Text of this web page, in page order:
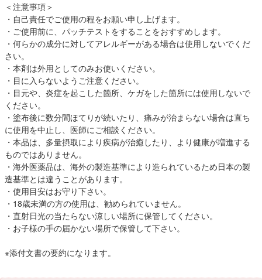
＜注意事項＞
・自己責任でご使用の程をお願い申し上げます。
・ご使用前に、パッチテストをすることをおすすめします。
・何らかの成分に対してアレルギーがある場合は使用しないでくだ
さい。
・本剤は外用としてのみお使いください。
・目に入らないようご注意ください。
・目元や、炎症を起こした箇所、ケガをした箇所には使用しないで
ください。
・塗布後に数分間ほてりが続いたり、痛みが治まらない場合は直ち
に使用を中止し、医師にご相談ください。
・本品は、多量摂取により疾病が治癒したり、より健康が増進する
ものではありません。
・海外医薬品は、海外の製造基準により造られているため日本の製
造基準とは違うことがあります。
・使用目安はお守り下さい。
・18歳未満の方の使用は、勧められていません。
・直射日光の当たらない涼しい場所に保管してください。
・お子様の手の届かない場所で保管して下さい。
※添付文書の要約になります。